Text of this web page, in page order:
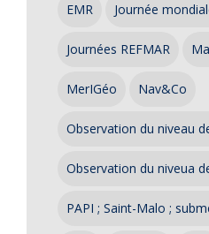
EMR Journée
Journées REFMAR
MerIGéo Nav&Co
Observation du niveau
Observation du niveua
PAPI ; Saint-Malo ;